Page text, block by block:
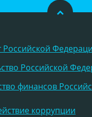
Российской
Российской
финансов
коррупции